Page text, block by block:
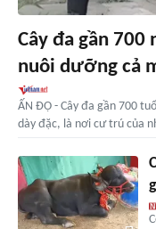
Cây đa gần
nuôi dưỡng cả
ẤN ĐỘ - Cây đa gần 700
dày đặc, là nơi cư trú của